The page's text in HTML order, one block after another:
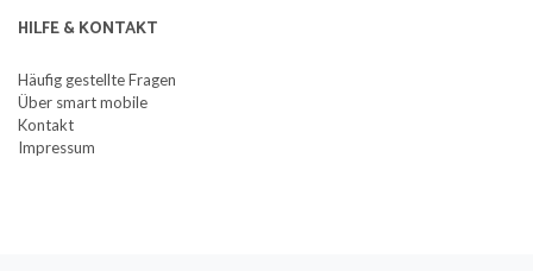
HILFE & KONTAKT
Häufig gestellte Fragen
Über smart mobile
Kontakt
Impressum